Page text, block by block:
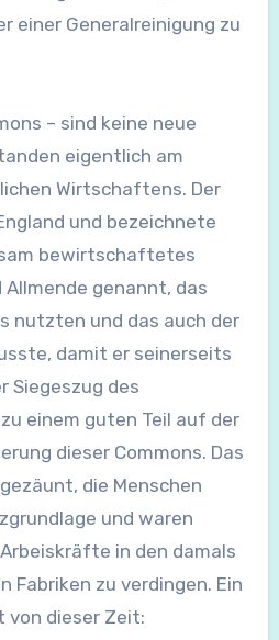
einer Generalreinigung zu
– sind keine neue
eigentlich am
Wirtschaftens. Der
und bezeichnete
bewirtschaftetes
Allmende genannt, das
nutzten und das auch der
damit er seinerseits
Siegeszug des
einem guten Teil auf der
dieser Commons. Das
die Menschen
und waren
in den damals
Fabriken zu verdingen. Ein
von dieser Zeit: